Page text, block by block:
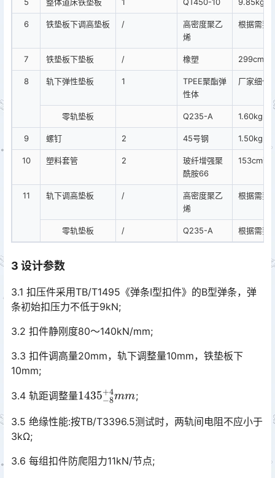
5 整体道床铁垫板 1 QT450-10 9.85kg
6 铁垫板下调高垫板 /
高密度聚乙
烯
根据需要
7 铁垫板下垫板 / 橡塑 299cm³
8 轨下弹性垫板 1
TPEE聚酯弹
性体
厂家细化
零轨垫板 Q235-A 1.60kg
9 螺钉 2 45号钢 1.50kg
10 塑料套管 2
玻纤增强聚
酰胺66
153cm³
11 轨下调高垫板 /
高密度聚乙
烯
根据需要
零轨垫板 / Q235-A 根据需要
3 设计参数
3.1 扣压件采用TB/T1495《弹条Ⅰ型扣件》的B型弹条，弹
条初始扣压力不低于9kN;
3.2 扣件静刚度80～140kN/mm;
3.3 扣件调高量20mm，轨下调整量10mm，铁垫板下
10mm;
3.4 轨距调整量1435− ;
3.5 绝缘性能:按TB/T3396.5测试时，两轨间电阻不应小于
3kΩ;
3.6 每组扣件防爬阻力11kN/节点;